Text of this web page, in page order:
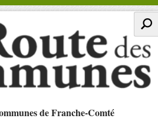
de Franche-Comté